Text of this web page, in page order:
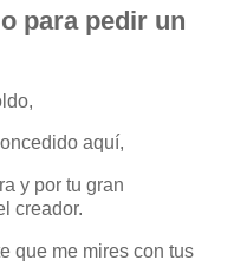
para pedir un
aquí,
y por tu gran
creador.
que me mires con tus